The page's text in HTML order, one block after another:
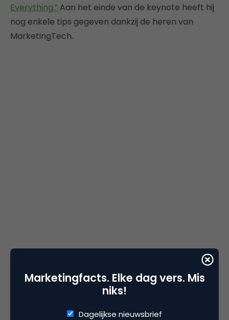
Everything.” Aan het einde van de keynote heeft hij
nog enkele tips gegeven dankzij de heren van
MarketingTech.
Marketingfacts. Elke dag vers. Mis
niks!
Dagelijkse nieuwsbrief